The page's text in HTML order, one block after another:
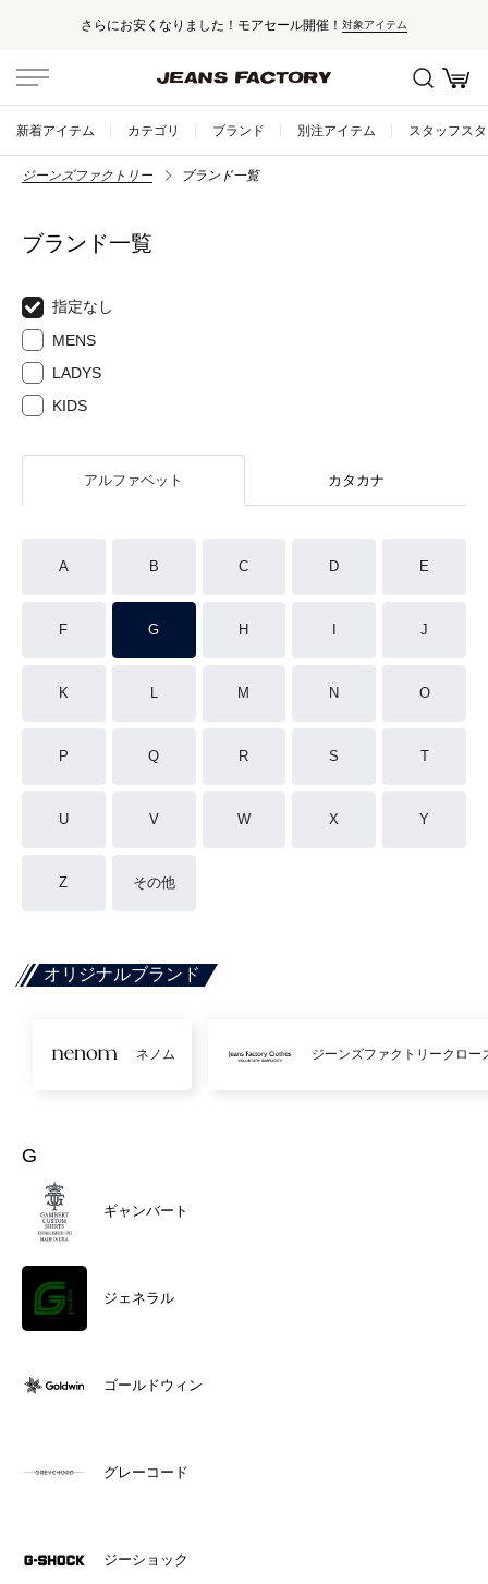
さらにお安くなりました！モアセール開催！ 対象アイテム
新着アイテム カテゴリ ブランド 別注アイテム スタッフス
ジーンズファクトリー ブランド一覧
ブランド一覧
指定なし
MENS
LADYS
KIDS
アルファベット カタカナ
A B C D E
F G H J
K L M N O
P Q R S T
U V W X Y
Z その他
オリジナルブランド
ネノム ジーンズファクトリークロー
G
ギャンバート
ジェネラル
ゴールドウィン
グレーコード
ジーショック